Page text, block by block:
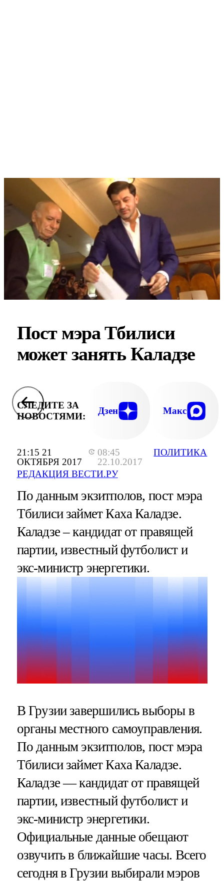
21:15 21
ОКТЯБРЯ 2017
08:45
22.10.2017
РЕДАКЦИЯ ВЕСТИ.РУ
ПОЛИТИКА
Пост мэра Тбилиси
может занять Каладзе
СЛЕДИТЕ ЗА
НОВОСТЯМИ:
Дзен Макс
По данным экзитполов, пост мэра
Тбилиси займет Каха Каладзе.
Каладзе – кандидат от правящей
партии, известный футболист и
экс-министр энергетики.
В Грузии завершились выборы в
органы местного самоуправления.
По данным экзитполов, пост мэра
Тбилиси займет Каха Каладзе.
Каладзе — кандидат от правящей
партии, известный футболист и
экс-министр энергетики.
Официальные данные обещают
озвучить в ближайшие часы. Всего
сегодня в Грузии выбирали мэров